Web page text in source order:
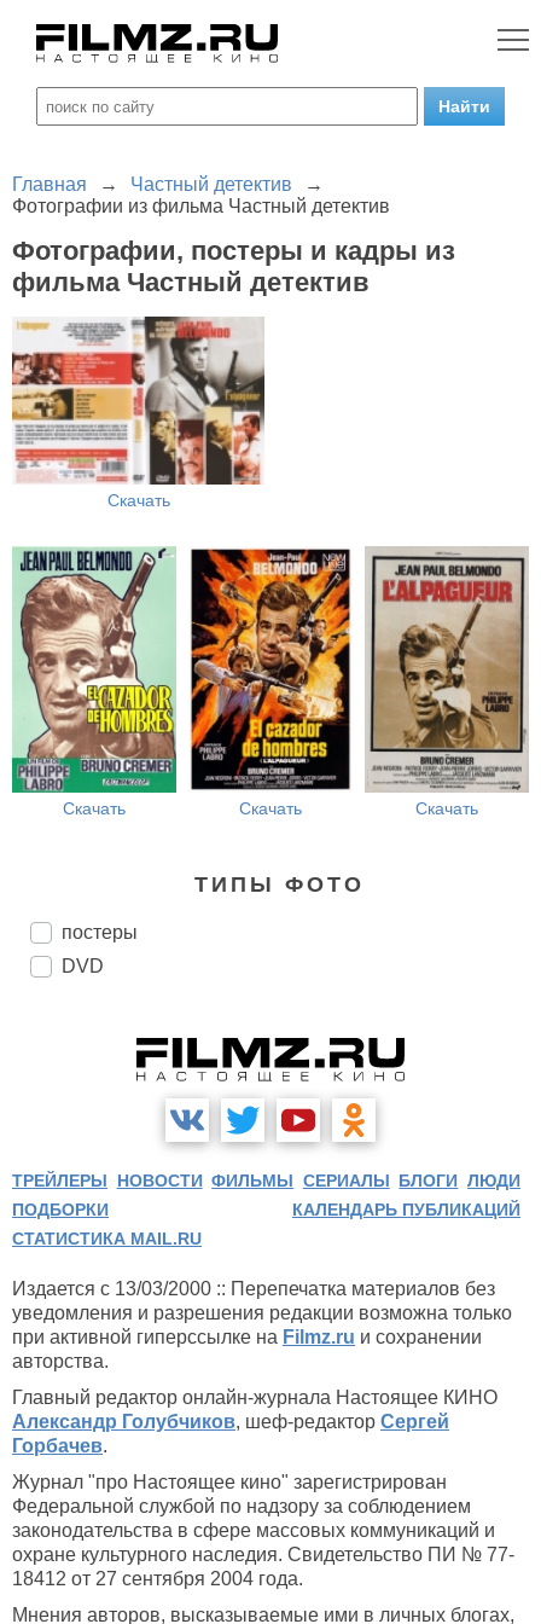
Главная → Частный детектив
→
Фотографии из фильма Частный детектив
Фотографии, постеры и кадры из
фильма Частный детектив
Скачать
Скачать Скачать Скачать
ТИПЫ ФОТО
постеры
DVD
ТРЕЙЛЕРЫ НОВОСТИ ФИЛЬМЫ СЕРИАЛЫ БЛОГИ ЛЮДИ
ПОДБОРКИ
КАЛЕНДАРЬ ПУБЛИКАЦИЙ
СТАТИСТИКА MAIL.RU
Издается с 13/03/2000 :: Перепечатка материалов без
уведомления и разрешения редакции возможна только
при активной гиперссылке на Filmz.ru и сохранении
авторства.
Главный редактор онлайн-журнала Настоящее КИНО
Александр Голубчиков, шеф-редактор Сергей
Горбачев.
Журнал "про Настоящее кино" зарегистрирован
Федеральной службой по надзору за соблюдением
законодательства в сфере массовых коммуникаций и
охране культурного наследия. Свидетельство ПИ № 77-
18412 от 27 сентября 2004 года.
Мнения авторов, высказываемые ими в личных блогах,